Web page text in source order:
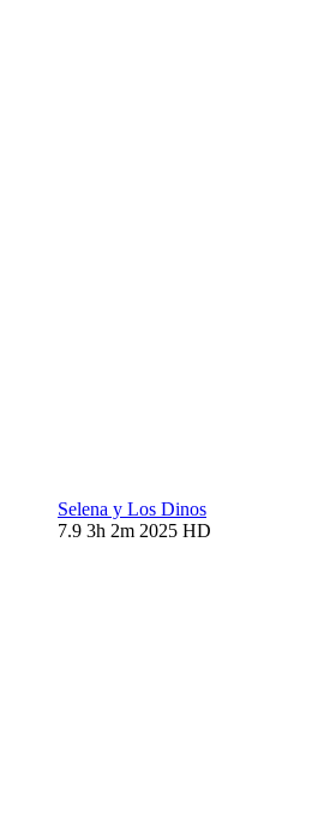
Selena y Los Dinos
7.9 3h 2m 2025 HD